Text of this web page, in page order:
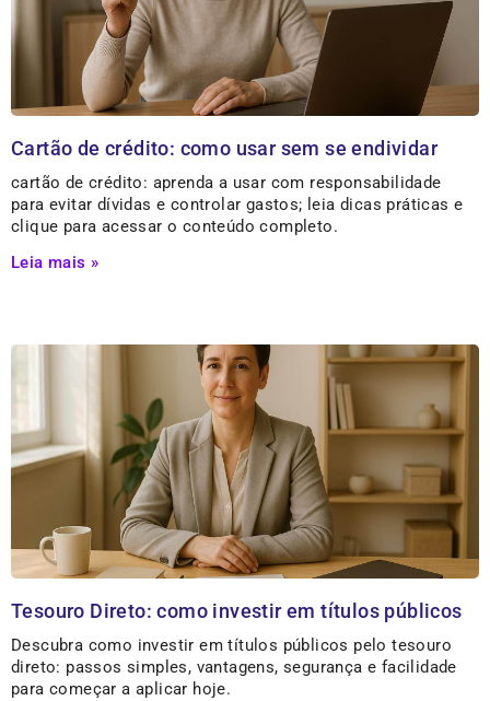
Cartão de crédito: como usar sem se endividar
cartão de crédito: aprenda a usar com responsabilidade
para evitar dívidas e controlar gastos; leia dicas práticas e
clique para acessar o conteúdo completo.
Leia mais »
Tesouro Direto: como investir em títulos públicos
Descubra como investir em títulos públicos pelo tesouro
direto: passos simples, vantagens, segurança e facilidade
para começar a aplicar hoje.